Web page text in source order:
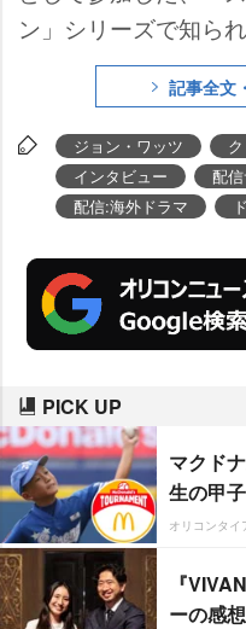
ン」シリーズで知ら
(以下、J)とク
ー・フォード(以下、
ューした。
記事全文
ジョン・ワッツ
インタビュー
配
配信:海外ドラマ
PICK UP
マクド
生の甲子
オリコンタイ
『
ーの感